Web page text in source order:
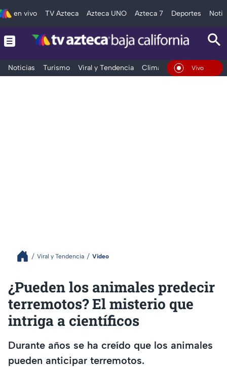
en vivo TV Azteca Azteca UNO Azteca 7 Deportes
Noticias Turismo Viral y Tendencia Clima Deportes
En Vivo
Viral y Tendencia Video
¿Pueden los animales predecir
terremotos? El misterio que
intriga a científicos
Durante años se ha creído que los animales
pueden anticipar terremotos.